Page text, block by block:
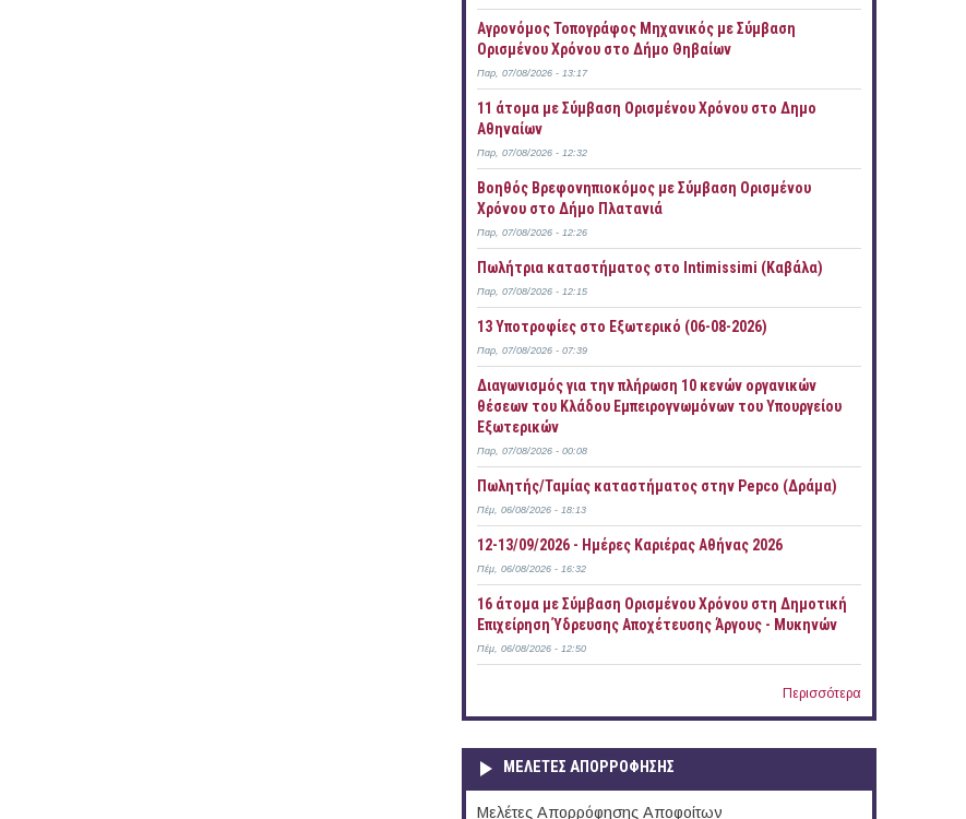
Αγρονόμος Τοπογράφος Μηχανικός με Σύμβαση
Ορισμένου Χρόνου στο Δήμο Θηβαίων
Παρ, 07/08/2026 - 13:17
11 άτομα με Σύμβαση Ορισμένου Χρόνου στο Δημο
Αθηναίων
Παρ, 07/08/2026 - 12:32
Βοηθός Βρεφονηπιοκόμος με Σύμβαση Ορισμένου
Χρόνου στο Δήμο Πλατανιά
Παρ, 07/08/2026 - 12:26
Πωλήτρια καταστήματος στο Intimissimi (Καβάλα)
Παρ, 07/08/2026 - 12:15
13 Υποτροφίες στο Εξωτερικό (06-08-2026)
Παρ, 07/08/2026 - 07:39
Διαγωνισμός για την πλήρωση 10 κενών οργανικών
θέσεων του Κλάδου Εμπειρογνωμόνων του Υπουργείου
Εξωτερικών
Παρ, 07/08/2026 - 00:08
Πωλητής/Ταμίας καταστήματος στην Pepco (Δράμα)
Πέμ, 06/08/2026 - 18:13
12-13/09/2026 - Ημέρες Καριέρας Αθήνας 2026
Πέμ, 06/08/2026 - 16:32
16 άτομα με Σύμβαση Ορισμένου Χρόνου στη Δημοτική
Επιχείρηση Ύδρευσης Αποχέτευσης Άργους - Μυκηνών
Πέμ, 06/08/2026 - 12:50
Περισσότερα
ΜΕΛΕΤΕΣ ΑΠΟΡΡΟΦΗΣΗΣ
Μελέτες Απορρόφησης Αποφοίτων